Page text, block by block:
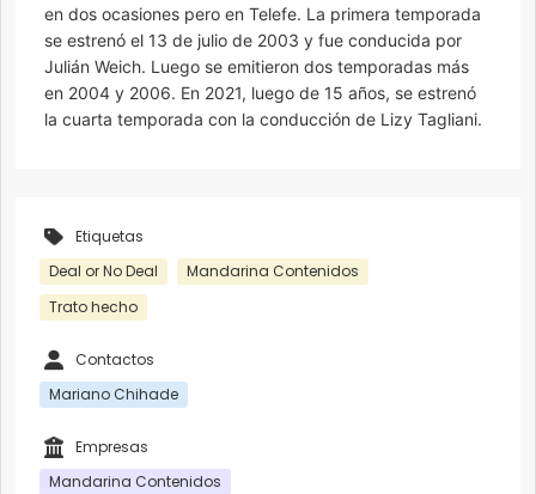
en dos ocasiones pero en Telefe. La primera temporada
se estrenó el 13 de julio de 2003 y fue conducida por
Julián Weich. Luego se emitieron dos temporadas más
en 2004 y 2006. En 2021, luego de 15 años, se estrenó
la cuarta temporada con la conducción de Lizy Tagliani.
Etiquetas
Deal or No Deal
Mandarina Contenidos
Trato hecho
Contactos
Mariano Chihade
Empresas
Mandarina Contenidos